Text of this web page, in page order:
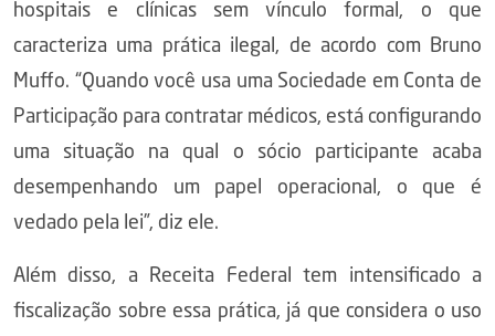
hospitais e clínicas sem vínculo formal, o que
caracteriza uma prática ilegal, de acordo com Bruno
Muffo. “Quando você usa uma Sociedade em Conta de
Participação para contratar médicos, está configurando
uma situação na qual o sócio participante acaba
desempenhando um papel operacional, o que é
vedado pela lei”, diz ele.
Além disso, a Receita Federal tem intensificado a
fiscalização sobre essa prática, já que considera o uso